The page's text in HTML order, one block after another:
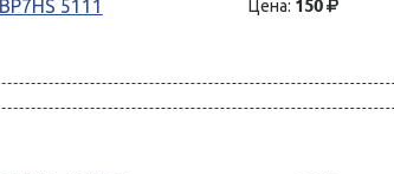
5111 Цена: 150